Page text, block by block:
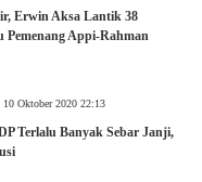
Erwin Aksa Lantik 38
Pemenang Appi-Rahman
10 Oktober 2020 22:13
Terlalu Banyak Sebar Janji,